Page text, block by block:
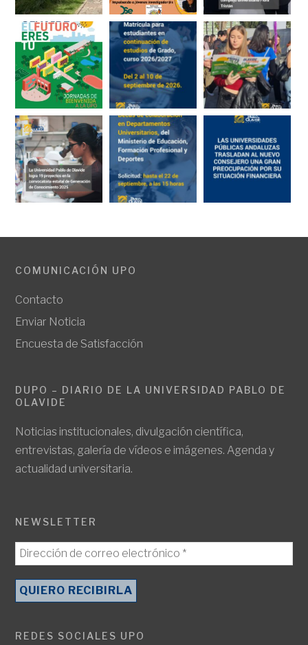
COMUNICACIÓN UPO
Contacto
Enviar Noticia
Encuesta de Satisfacción
DUPO – DIARIO DE LA UNIVERSIDAD PABLO DE
OLAVIDE
Noticias institucionales, divulgación científica,
entrevistas, galería de vídeos e imágenes. Agenda y
actualidad universitaria.
NEWSLETTER
REDES SOCIALES UPO